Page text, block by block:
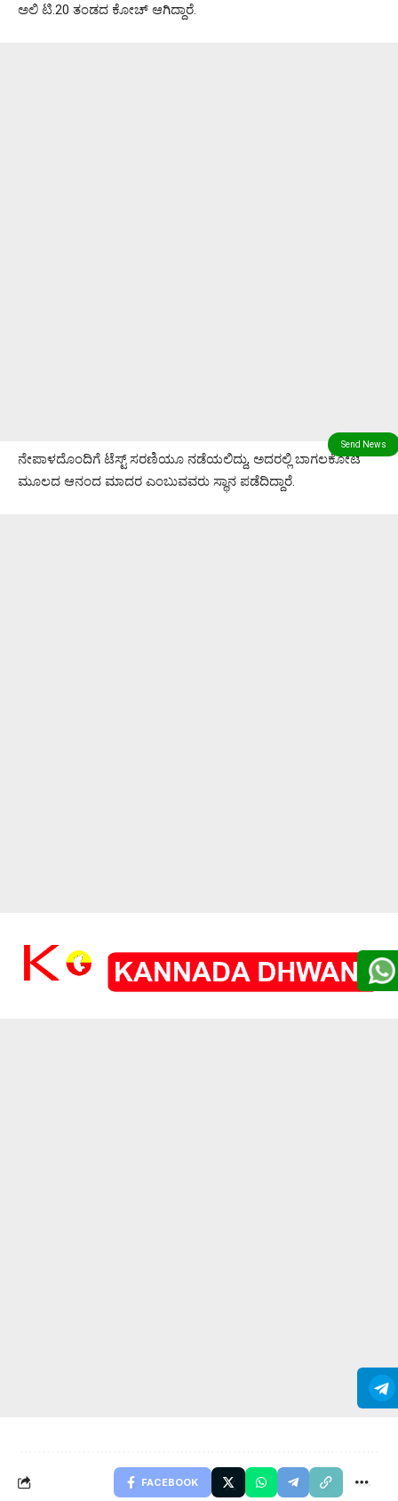
ಅಲಿ ಟಿ.20 ತಂಡದ ಕೋಚ್ ಆಗಿದ್ದಾರೆ.
ನೇಪಾಳದೊಂದಿಗೆ ಟೆಸ್ಟ್ ಸರಣಿಯೂ ನಡೆಯಲಿದ್ದು, ಅದರಲ್ಲಿ ಬಾಗಲಕೋಟೆ
ಮೂಲದ ಆನಂದ ಮಾದರ ಎಂಬುವವರು ಸ್ಥಾನ ಪಡೆದಿದ್ದಾರೆ.
FACEBOOK